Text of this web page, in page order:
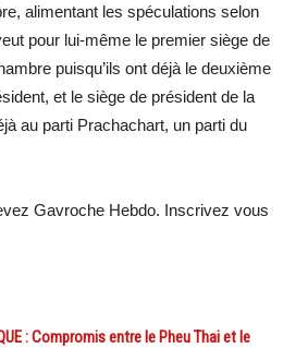
alimentant les spéculations selon
pour lui-même le premier siège de
puisqu’ils ont déjà le deuxième
et le siège de président de la
au parti Prachachart, un parti du
Gavroche Hebdo. Inscrivez vous
: Compromis entre le Pheu Thai et le